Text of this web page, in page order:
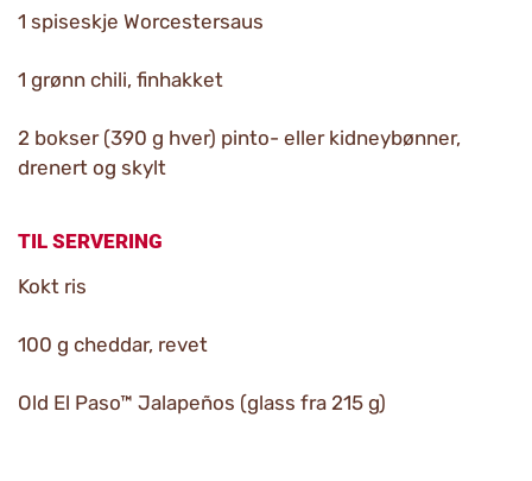
1 spiseskje Worcestersaus
1 grønn chili, finhakket
2 bokser (390 g hver) pinto- eller kidneybønner,
drenert og skylt
TIL SERVERING
Kokt ris
100 g cheddar, revet
Old El Paso™ Jalapeños (glass fra 215 g)